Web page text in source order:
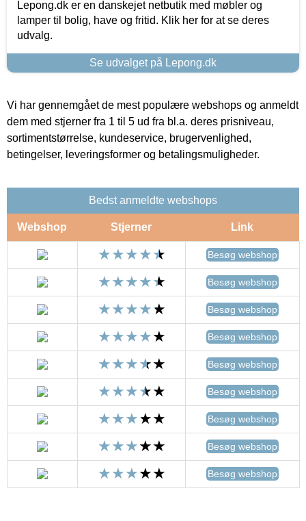
Lepong.dk er en danskejet netbutik med møbler og
lamper til bolig, have og fritid. Klik her for at se deres
udvalg.
Se udvalget på Lepong.dk
Vi har gennemgået de mest populære webshops og anmeldt
dem med stjerner fra 1 til 5 ud fra bl.a. deres prisniveau,
sortimentstørrelse, kundeservice, brugervenlighed,
betingelser, leveringsformer og betalingsmuligheder.
Bedst anmeldte webshops
Webshop Stjerner Link
Besøg webshop
Besøg webshop
Besøg webshop
Besøg webshop
Besøg webshop
Besøg webshop
Besøg webshop
Besøg webshop
Besøg webshop